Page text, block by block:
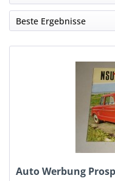
Auto Werbung